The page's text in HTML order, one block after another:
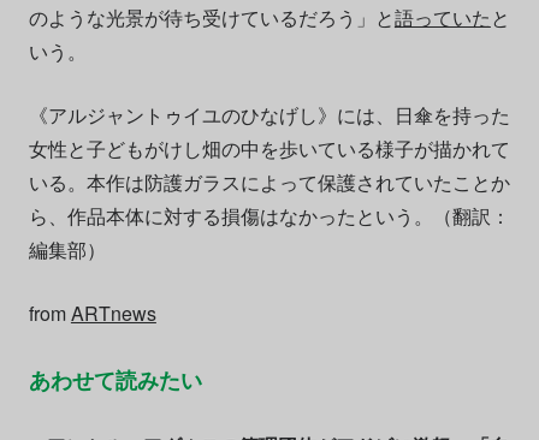
のような光景が待ち受けているだろう」と語っていたと
いう。
《アルジャントゥイユのひなげし》には、日傘を持った
女性と子どもがけし畑の中を歩いている様子が描かれて
いる。 本作は防護ガラスによって保護されていたことか
ら、作品本体に対する損傷はなかったという。
（翻訳：
編集部）
fromARTnews
あわせて読みたい